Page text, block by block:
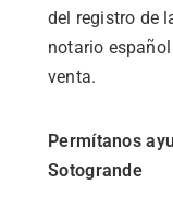
del registro de
notario
venta.
Permítanos
Sotogrande